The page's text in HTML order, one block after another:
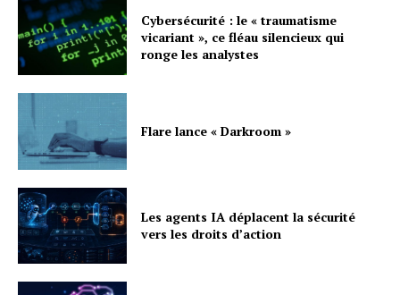
Cybersécurité : le « traumatisme
vicariant », ce fléau silencieux qui
ronge les analystes
Flare lance « Darkroom »
Les agents IA déplacent la sécurité
vers les droits d’action